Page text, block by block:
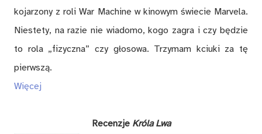
kojarzony z roli War Machine w kinowym świecie Marvela.
Niestety, na razie nie wiadomo, kogo zagra i czy będzie
to rola „fizyczna” czy głosowa. Trzymam kciuki za tę
pierwszą.
Więcej
Recenzje Króla Lwa